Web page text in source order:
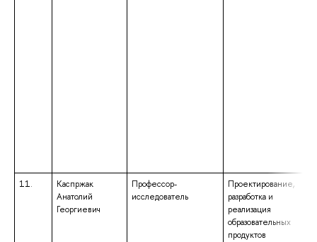
11.
Каспржак
Анатолий
Георгиевич
Профессор-
исследователь
Проектирование,
разработка и
реализация
образовательных
продуктов